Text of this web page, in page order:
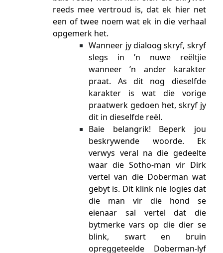
reeds mee vertroud is, dat ek hier net
een of twee noem wat ek in die verhaal
opgemerk het.
Wanneer jy dialoog skryf, skryf
slegs in ’n nuwe reëltjie
wanneer ’n ander karakter
praat. As dit nog dieselfde
karakter is wat die vorige
praatwerk gedoen het, skryf jy
dit in dieselfde reël.
Baie belangrik! Beperk jou
beskrywende woorde. Ek
verwys veral na die gedeelte
waar die Sotho-man vir Dirk
vertel van die Doberman wat
gebyt is. Dit klink nie logies dat
die man vir die hond se
eienaar sal vertel dat die
bytmerke vars op die dier se
blink, swart en bruin
opreggeteelde Doberman-lyf